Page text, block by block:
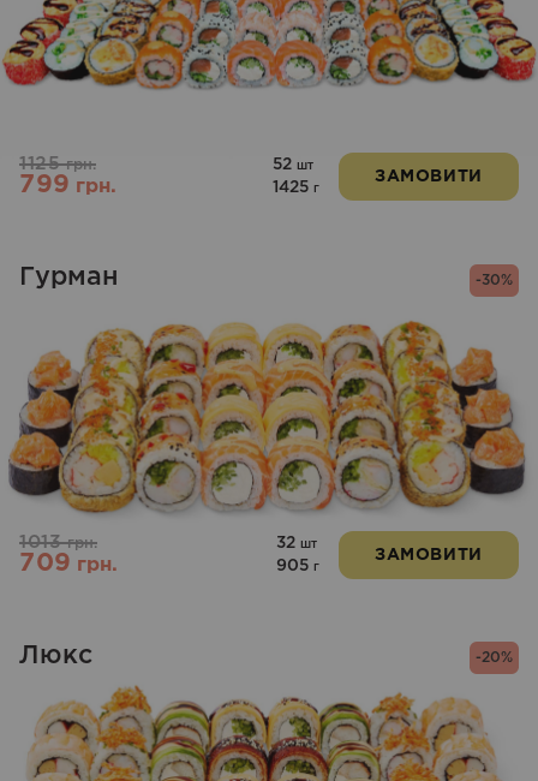
1125грн.
799грн.
52 шт
1425 г
ЗАМОВИТИ
-30%
Гурман
1013грн.
709грн.
32 шт
905 г
ЗАМОВИТИ
-20%
Люкс